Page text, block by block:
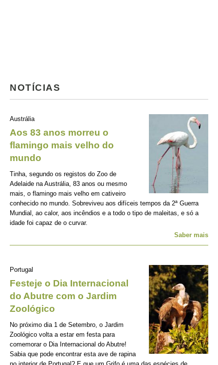
NOTÍCIAS
Austrália
Aos 83 anos morreu o
flamingo mais velho do
mundo
Tinha, segundo os registos do Zoo de
Adelaide na Austrália, 83 anos ou mesmo
mais, o flamingo mais velho em cativeiro
conhecido no mundo. Sobreviveu aos difíceis tempos da 2ª Guerra
Mundial, ao calor, aos incêndios e a todo o tipo de maleitas, e só a
idade foi capaz de o curvar.
Saber mais
Portugal
Festeje o Dia Internacional
do Abutre com o Jardim
Zoológico
No próximo dia 1 de Setembro, o Jardim
Zoológico volta a estar em festa para
comemorar o Dia Internacional do Abutre!
Sabia que pode encontrar esta ave de rapina